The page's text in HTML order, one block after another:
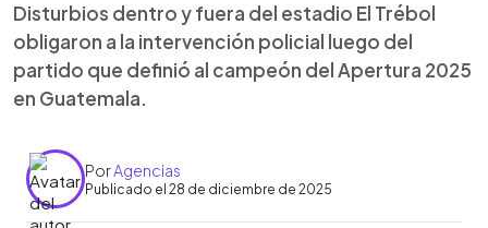
Disturbios dentro y fuera del estadio El Trébol
obligaron a la intervención policial luego del
partido que definió al campeón del Apertura 2025
en Guatemala.
PorAgencias
Publicado el 28 de diciembre de 2025